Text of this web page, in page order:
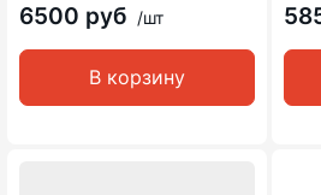
6500 руб /шт
В корзину